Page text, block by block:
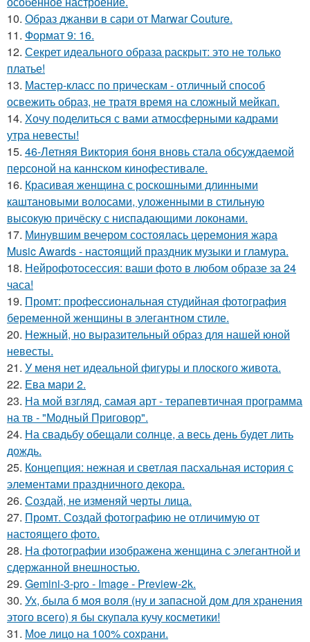
10. Образ джанви в сари от Marwar Couture.
11. Формат 9: 16.
12. Секрет идеального образа раскрыт: это не только
платье!
13. Мастер-класс по прическам - отличный способ
освежить образ, не тратя время на сложный мейкап.
14. Хочу поделиться с вами атмосферными кадрами
утра невесты!
15. 46-Летняя Виктория боня вновь стала обсуждаемой
персоной на каннском кинофестивале.
16. Красивая женщина с роскошными длинными
каштановыми волосами, уложенными в стильную
высокую причёску с ниспадающими локонами.
17. Минувшим вечером состоялась церемония жара
Music Awards - настоящий праздник музыки и гламура.
18. Нейрофотосессия: ваши фото в любом образе за 24
часа!
19. Промт: профессиональная студийная фотография
беременной женщины в элегантном стиле.
20. Нежный, но выразительный образ для нашей юной
невесты.
21. У меня нет идеальной фигуры и плоского живота.
22. Ева мари 2.
23. На мой взгляд, самая арт - терапевтичная программа
на тв - "Модный Приговор".
24. На свадьбу обещали солнце, а весь день будет лить
дождь.
25. Концепция: нежная и светлая пасхальная история с
элементами праздничного декора.
26. Создай, не изменяй черты лица.
27. Промт. Создай фотографию не отличимую от
настоящего фото.
28. На фотографии изображена женщина с элегантной и
сдержанной внешностью.
29. Gemini-3-pro - Image - Preview-2k.
30. Ух, была б моя воля (ну и запасной дом для хранения
этого всего) я бы скупала кучу косметики!
31. Мое лицо на 100% сохрани.